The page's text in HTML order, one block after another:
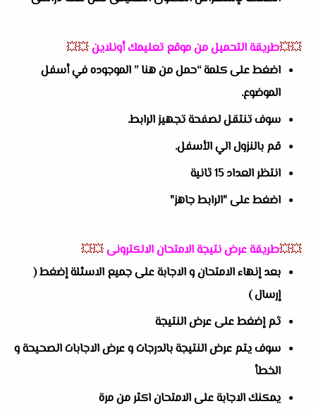
💥💥طريقة التحميل من موقع تعليمك أونلاين💥💥
اضغط على كلمة “حمل من هنا ” الموجوده في أسفل
الموضوع.
سوف تنتقل لصفحة تجهيز الرابط.
قم بالنزول الي الأسفل.
انتظر العداد 15 ثانية
اضغط على "الرابط جاهز"
💥💥طريقة عرض نتيجة الامتحان الالكترونى💥💥
بعد إنهاء الامتحان و الاجابة على جميع الاسئلة إضغط (
إرسال )
ثم إضغط على عرض النتيجة
سوف يتم عرض النتيجة بالدرجات و عرض الاجابات الصحيحة و
الخطأ
يمكنك الاجابة على الامتحان اكثر من مرة